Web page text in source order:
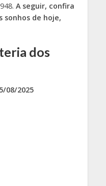
A seguir, confira
sonhos de hoje,
dos
08/2025